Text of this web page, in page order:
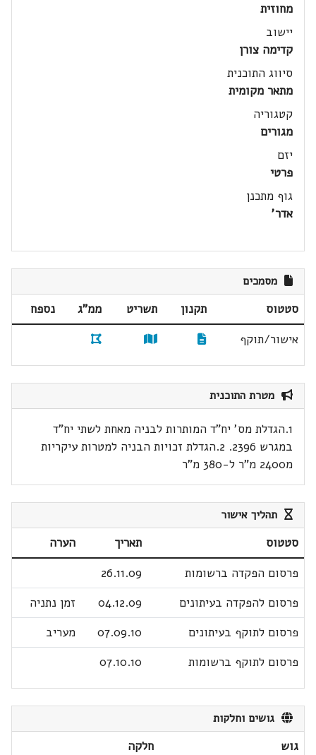
מחוזית
יישוב
קדימה צורן
סיווג התוכנית
מתאר מקומית
קטגוריה
מגורים
יזם
פרטי
גוף מתכנן
אדר'
מסמכים
סטטוס תקנון תשריט ממ"ג
נספח
אישור/תוקף
מטרת התוכנית
1.הגדלת מס' יח"ד המותרות לבניה מאחת לשתי יח"ד
במגרש 2396. 2.הגדלת זכויות הבניה למטרות עיקריות
מ2400 מ"ר ל-380 מ"ר
תהליך אישור
סטטוס תאריך
הערה
פרסום הפקדה ברשומות
26.11.09
פרסום להפקדה בעיתונים
04.12.09
זמן נתניה
פרסום לתוקף בעיתונים
07.09.10
מעריב
פרסום לתוקף ברשומות
07.10.10
גושים וחלקות
גוש
חלקה